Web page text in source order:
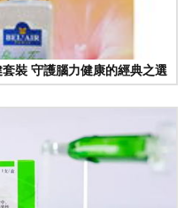
裝 守護腦力健康的經典之選